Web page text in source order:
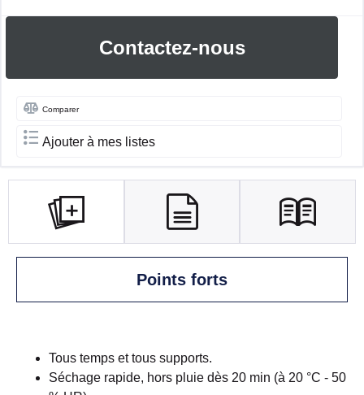
Contactez-nous
Comparer
Ajouter à mes listes
Points forts
Tous temps et tous supports.
Séchage rapide, hors pluie dès 20 min (à 20 °C - 50